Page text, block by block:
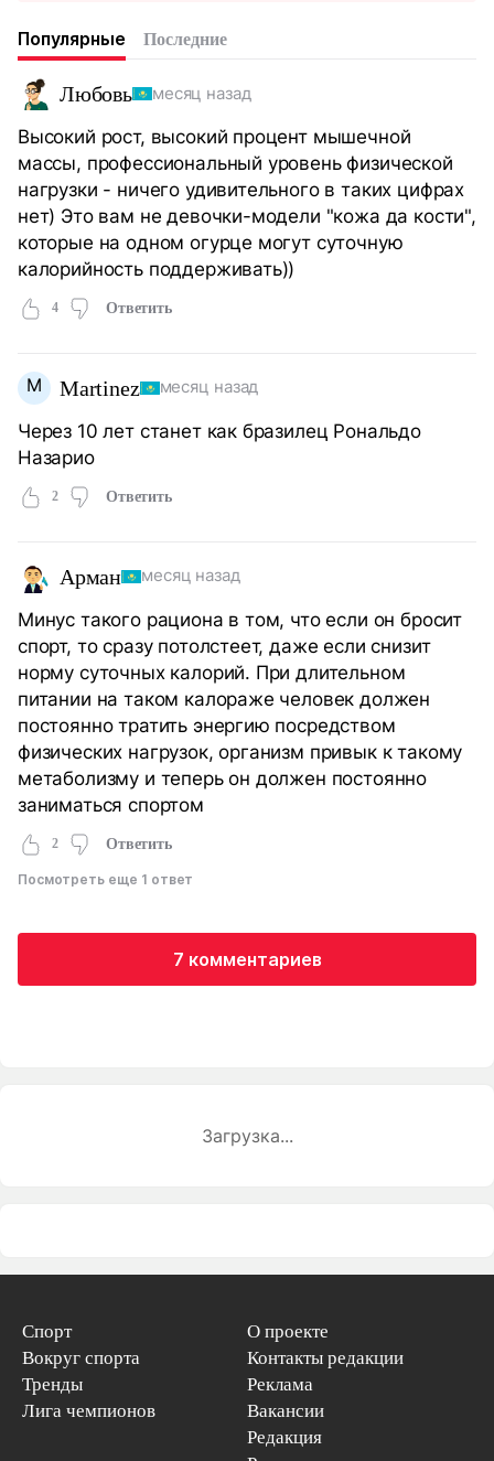
Популярные Последние
Любовь месяц назад
Высокий рост, высокий процент мышечной
массы, профессиональный уровень физической
нагрузки - ничего удивительного в таких цифрах
нет) Это вам не девочки-модели "кожа да кости",
которые на одном огурце могут суточную
калорийность поддерживать))
4 Ответить
M Martinez месяц назад
Через 10 лет станет как бразилец Рональдо
Назарио
2 Ответить
Арман месяц назад
Минус такого рациона в том, что если он бросит
спорт, то сразу потолстеет, даже если снизит
норму суточных калорий. При длительном
питании на таком калораже человек должен
постоянно тратить энергию посредством
физических нагрузок, организм привык к такому
метаболизму и теперь он должен постоянно
заниматься спортом
2 Ответить
Посмотреть еще 1 ответ
7 комментариев
Загрузка...
Спорт
Вокруг спорта
Тренды
Лига чемпионов
О проекте
Контакты редакции
Реклама
Вакансии
Редакция